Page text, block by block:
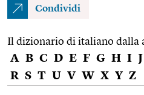
Condividi
Il dizionario di italiano dalla
A B C D E F G H I J
R S T U V W X Y Z